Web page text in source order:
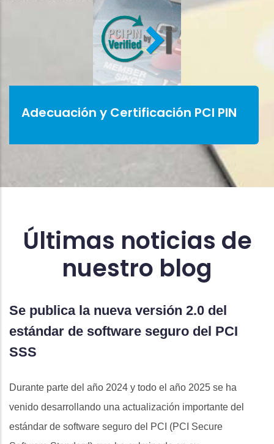
Adecuación y Certificación PCI PIN
Últimas noticias de
nuestro blog
Se publica la nueva versión 2.0 del
estándar de software seguro del PCI
SSS
Durante parte del año 2024 y todo el año 2025 se ha
venido desarrollando una actualización importante del
estándar de software seguro del PCI (PCI Secure